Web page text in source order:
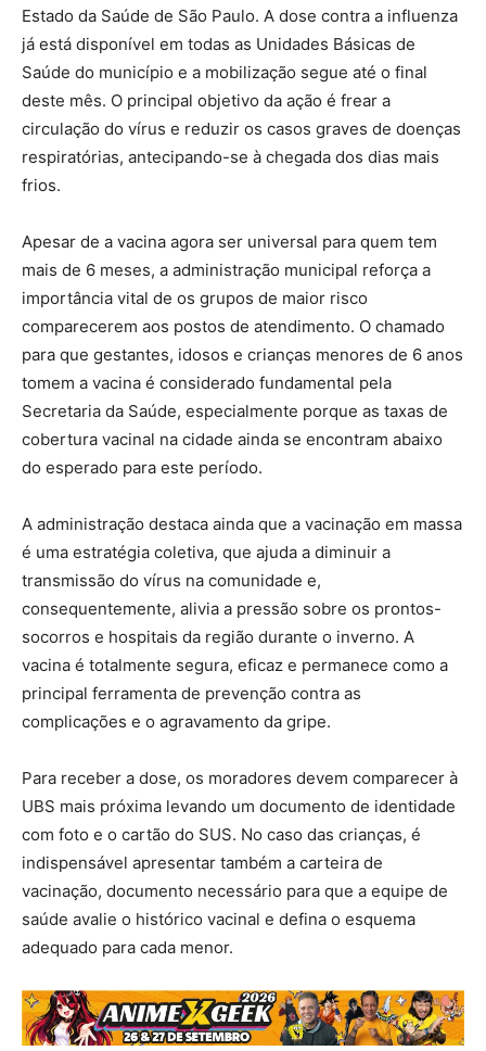
Estado da Saúde de São Paulo. A dose contra a influenza
já está disponível em todas as Unidades Básicas de
Saúde do município e a mobilização segue até o final
deste mês. O principal objetivo da ação é frear a
circulação do vírus e reduzir os casos graves de doenças
respiratórias, antecipando-se à chegada dos dias mais
frios.
Apesar de a vacina agora ser universal para quem tem
mais de 6 meses, a administração municipal reforça a
importância vital de os grupos de maior risco
comparecerem aos postos de atendimento. O chamado
para que gestantes, idosos e crianças menores de 6 anos
tomem a vacina é considerado fundamental pela
Secretaria da Saúde, especialmente porque as taxas de
cobertura vacinal na cidade ainda se encontram abaixo
do esperado para este período.
A administração destaca ainda que a vacinação em massa
é uma estratégia coletiva, que ajuda a diminuir a
transmissão do vírus na comunidade e,
consequentemente, alivia a pressão sobre os prontos-
socorros e hospitais da região durante o inverno. A
vacina é totalmente segura, eficaz e permanece como a
principal ferramenta de prevenção contra as
complicações e o agravamento da gripe.
Para receber a dose, os moradores devem comparecer à
UBS mais próxima levando um documento de identidade
com foto e o cartão do SUS. No caso das crianças, é
indispensável apresentar também a carteira de
vacinação, documento necessário para que a equipe de
saúde avalie o histórico vacinal e defina o esquema
adequado para cada menor.